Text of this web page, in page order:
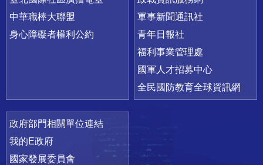
中華職棒大聯盟
身心障礙者權利公約
軍事新聞通訊社
青年日報社
福利事業管理處
國軍人才招募中心
全民國防教育全球資訊網
政府部門相關單位連結
我的E政府
國家發展委員會